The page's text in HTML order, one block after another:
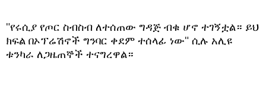
​"የሩሲያ የጦር ስብስብ ለተሰጠው ግዳጅ ብቁ ሆኖ ተገኝቷል። ይህ
ክፍል በኦፕሬሽኖች ግንባር ቀደም ተሰላፊ ነው" ሲሉ አሊዩ
ቱንካራ ለጋዜጠኞች ተናግረዋል።